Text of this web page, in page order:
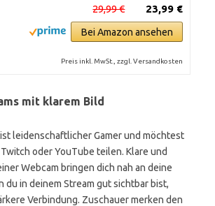
23,99 €
29,99 €
Bei Amazon ansehen
Preis inkl. MwSt., zzgl. Versandkosten
mit klarem Bild
leidenschaftlicher Gamer und möchtest
oder YouTube teilen. Klare und
Webcam bringen dich nah an deine
du in deinem Stream gut sichtbar bist,
Verbindung. Zuschauer merken den